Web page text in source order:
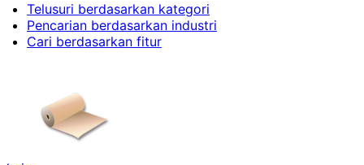
Telusuri berdasarkan kategori
Pencarian berdasarkan industri
Cari berdasarkan fitur